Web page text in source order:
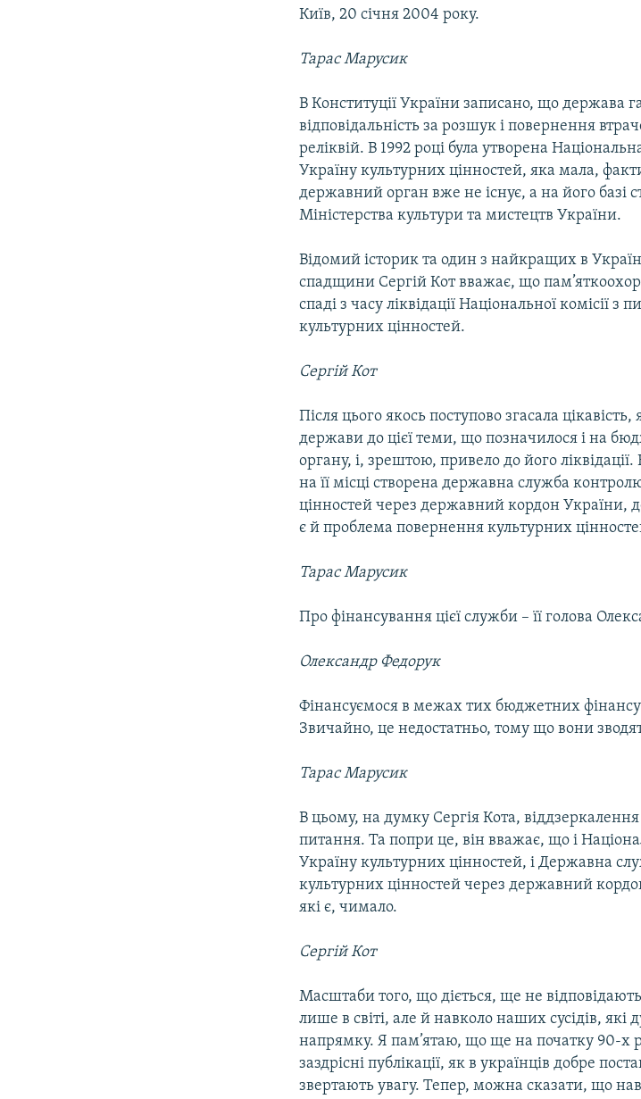
Київ, 20 січня 2004 року.
Тарас Марусик
В Конституції України записано, що держава
відповідальність за розшук і повернення
реліквій. В 1992 році була утворена
Україну культурних цінностей, яка мала,
державний орган вже не існує, а на його базі
Міністерства культури та мистецтв України.
Відомий історик та один з найкращих в
спадщини Сергій Кот вважає, що
спаді з часу ліквідації Національної комісії
культурних цінностей.
Сергій Кот
Після цього якось поступово згасала
держави до цієї теми, що позначилося і на
органу, і, зрештою, привело до його ліквідації.
на її місці створена державна служба
цінностей через державний кордон України,
є й проблема повернення культурних
Тарас Марусик
Про фінансування цієї служби – її голова
Олександр Федорук
Фінансуємося в межах тих бюджетних
Звичайно, це недостатньо, тому що вони
Тарас Марусик
В цьому, на думку Сергія Кота,
питання. Та попри це, він вважає, що і
Україну культурних цінностей, і Державна
культурних цінностей через державний
які є, чимало.
Сергій Кот
Масштаби того, що діється, ще не
лише в світі, але й навколо наших сусідів,
напрямку. Я пам’ятаю, що ще на початку 90-х
заздрісні публікації, як в українців добре
звертають увагу. Тепер, можна сказати, що